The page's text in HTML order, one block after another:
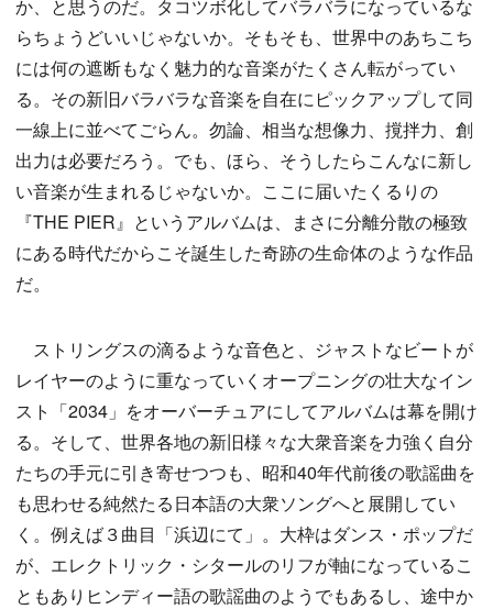
か、と思うのだ。タコツボ化してバラバラになっているな
らちょうどいいじゃないか。そもそも、世界中のあちこち
には何の遮断もなく魅力的な音楽がたくさん転がってい
る。その新旧バラバラな音楽を自在にピックアップして同
一線上に並べてごらん。勿論、相当な想像力、撹拌力、創
出力は必要だろう。でも、ほら、そうしたらこんなに新し
い音楽が生まれるじゃないか。ここに届いたくるりの
『THE PIER』というアルバムは、まさに分離分散の極致
にある時代だからこそ誕生した奇跡の生命体のような作品
だ。
ストリングスの滴るような音色と、ジャストなビートが
レイヤーのように重なっていくオープニングの壮大なイン
スト「2034」をオーバーチュアにしてアルバムは幕を開け
る。そして、世界各地の新旧様々な大衆音楽を力強く自分
たちの手元に引き寄せつつも、昭和40年代前後の歌謡曲を
も思わせる純然たる日本語の大衆ソングへと展開してい
く。例えば３曲目「浜辺にて」。大枠はダンス・ポップだ
が、エレクトリック・シタールのリフが軸になっているこ
ともありヒンディー語の歌謡曲のようでもあるし、途中か